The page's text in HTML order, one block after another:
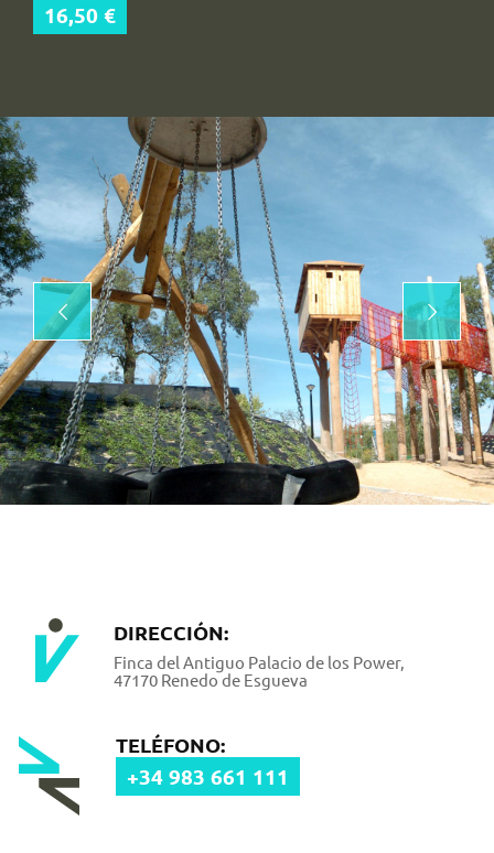
16,50 €
DIRECCIÓN:
Finca del Antiguo Palacio de los Power,
47170 Renedo de Esgueva
TELÉFONO:
+34 983 661 111